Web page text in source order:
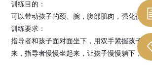
训练目的：
可以带动孩子的颈、腕，腹部肌肉，强化孩
训练要求：
指导者和孩子面对面坐下，用双手紧握孩子
来，指导者慢慢坐起来，让孩子慢慢躺下，